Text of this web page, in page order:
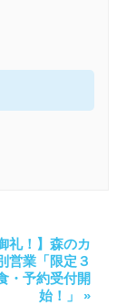
礼！】森のカ
営業「限定３
・予約受付開
始！」 »